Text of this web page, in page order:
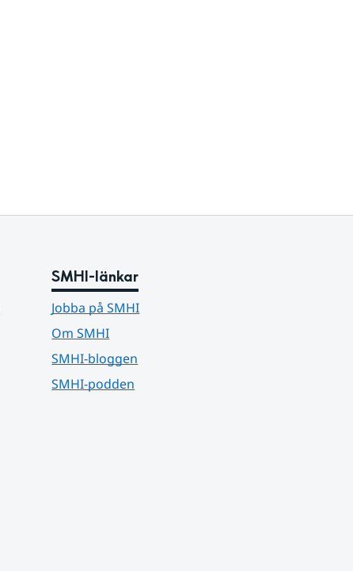
SMHI-länkar
Jobba på SMHI
Om SMHI
SMHI-bloggen
SMHI-podden